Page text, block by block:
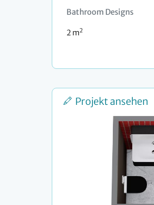
Bathroom Designs
2 m2
Projekt ansehen